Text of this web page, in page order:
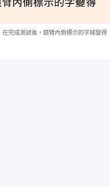
完成測試後，鏡臂內側標示的字樣變得